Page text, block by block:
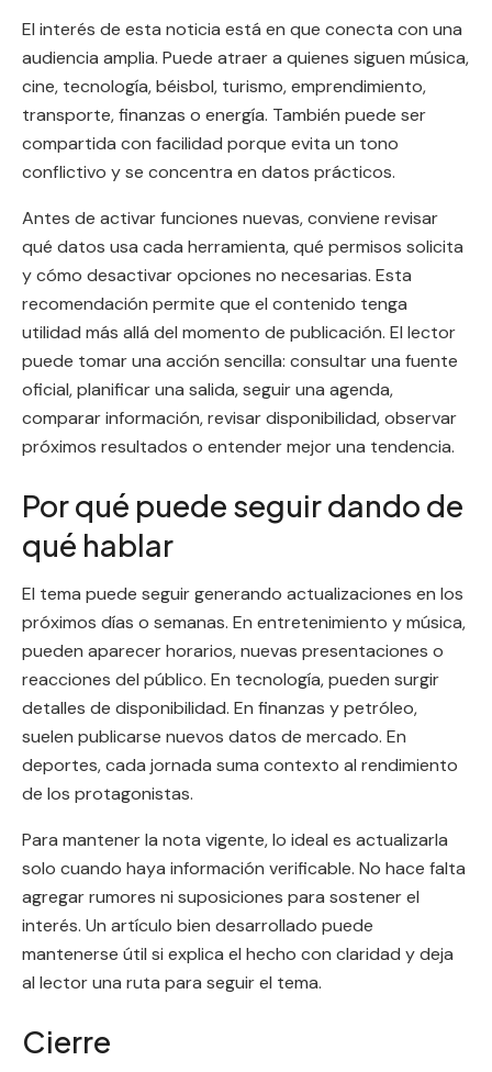
El interés de esta noticia está en que conecta con una
audiencia amplia. Puede atraer a quienes siguen música,
cine, tecnología, béisbol, turismo, emprendimiento,
transporte, finanzas o energía. También puede ser
compartida con facilidad porque evita un tono
conflictivo y se concentra en datos prácticos.
Antes de activar funciones nuevas, conviene revisar
qué datos usa cada herramienta, qué permisos solicita
y cómo desactivar opciones no necesarias. Esta
recomendación permite que el contenido tenga
utilidad más allá del momento de publicación. El lector
puede tomar una acción sencilla: consultar una fuente
oficial, planificar una salida, seguir una agenda,
comparar información, revisar disponibilidad, observar
próximos resultados o entender mejor una tendencia.
Por qué puede seguir dando de
qué hablar
El tema puede seguir generando actualizaciones en los
próximos días o semanas. En entretenimiento y música,
pueden aparecer horarios, nuevas presentaciones o
reacciones del público. En tecnología, pueden surgir
detalles de disponibilidad. En finanzas y petróleo,
suelen publicarse nuevos datos de mercado. En
deportes, cada jornada suma contexto al rendimiento
de los protagonistas.
Para mantener la nota vigente, lo ideal es actualizarla
solo cuando haya información verificable. No hace falta
agregar rumores ni suposiciones para sostener el
interés. Un artículo bien desarrollado puede
mantenerse útil si explica el hecho con claridad y deja
al lector una ruta para seguir el tema.
Cierre